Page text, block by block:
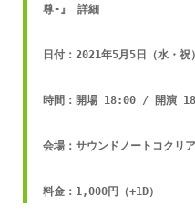
尊-』 詳細
日付：2021年5月5日（水・祝）
時間：開場 18:00 / 開演
会場：サウンドノートコクリア
料金：1,000円（+1D）